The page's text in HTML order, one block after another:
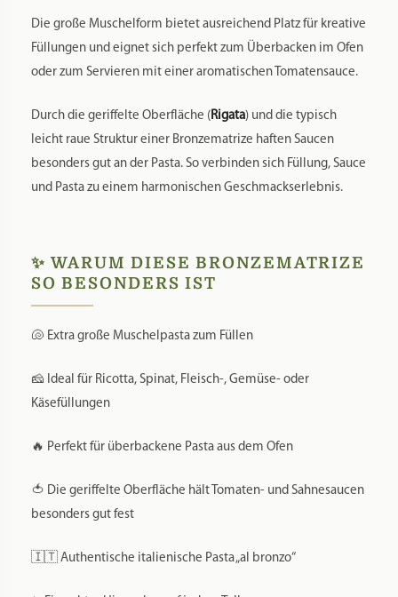
Die große Muschelform bietet ausreichend Platz für kreative
Füllungen und eignet sich perfekt zum Überbacken im Ofen
oder zum Servieren mit einer aromatischen Tomatensauce.
Durch die geriffelte Oberfläche ( Rigata) und die typisch
leicht raue Struktur einer Bronzematrize haften Saucen
besonders gut an der Pasta. So verbinden sich Füllung, Sauce
und Pasta zu einem harmonischen Geschmackserlebnis.
✨ WARUM DIESE BRONZEMATRIZE
SO BESONDERS IST
🐚 Extra große Muschelpasta zum Füllen
🧀 Ideal für Ricotta, Spinat, Fleisch-, Gemüse- oder
Käsefüllungen
🔥 Perfekt für überbackene Pasta aus dem Ofen
🍅 Die geriffelte Oberfläche hält Tomaten- und Sahnesaucen
besonders gut fest
🇮🇹 Authentische italienische Pasta „al bronzo“